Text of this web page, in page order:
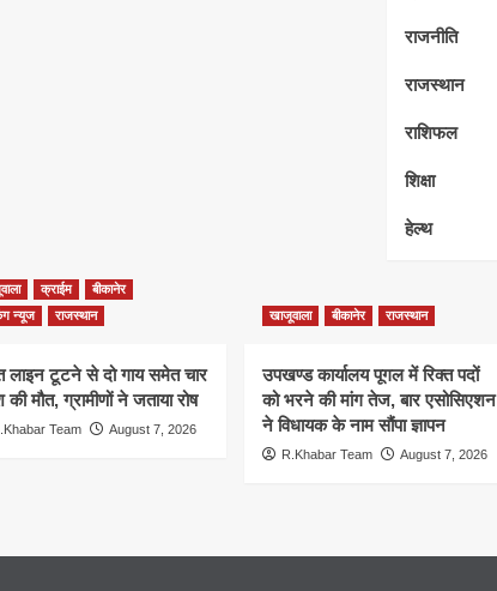
राजनीति
राजस्थान
राशिफल
शिक्षा
हेल्थ
क्राईम
बीकानेर
न्यूज
राजस्थान
लाइन टूटने से दो गाय समेत चार
की मौत, ग्रामीणों ने जताया रोष
Team August 7, 2026
खाजूवाला बीकानेर राजस्थान
उपखण्ड कार्यालय पूगल में रिक्त पदों
को भरने की मांग तेज, बार एसोसिएशन
ने विधायक के नाम सौंपा ज्ञापन
R.Khabar Team August 7, 2026